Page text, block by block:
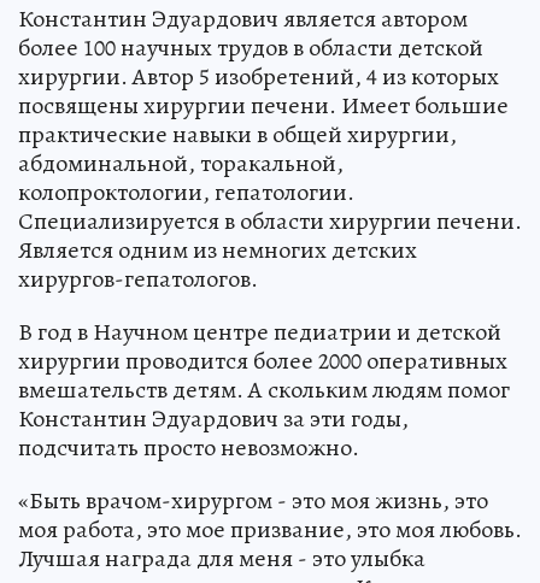
Константин Эдуардович является автором
более 100 научных трудов в области детской
хирургии. Автор 5 изобретений, 4 из которых
посвящены хирургии печени. Имеет большие
практические навыки в общей хирургии,
абдоминальной, торакальной,
колопроктологии, гепатологии.
Специализируется в области хирургии печени.
Является одним из немногих детских
хирургов-гепатологов.
В год в Научном центре педиатрии и детской
хирургии проводится более 2000 оперативных
вмешательств детям. А скольким людям помог
Константин Эдуардович за эти годы,
подсчитать просто невозможно.
«Быть врачом-хирургом - это моя жизнь, это
моя работа, это мое призвание, это моя любовь.
Лучшая награда для меня - это улыбка